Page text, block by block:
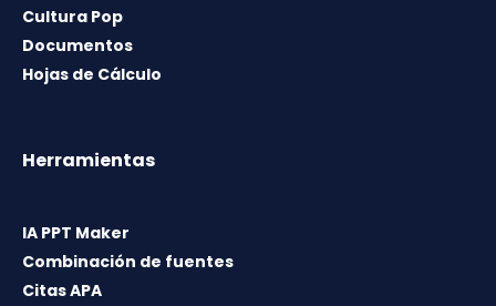
Cultura Pop
Documentos
Hojas de Cálculo
Herramientas
IA PPT Maker
Combinación de fuentes
Citas APA